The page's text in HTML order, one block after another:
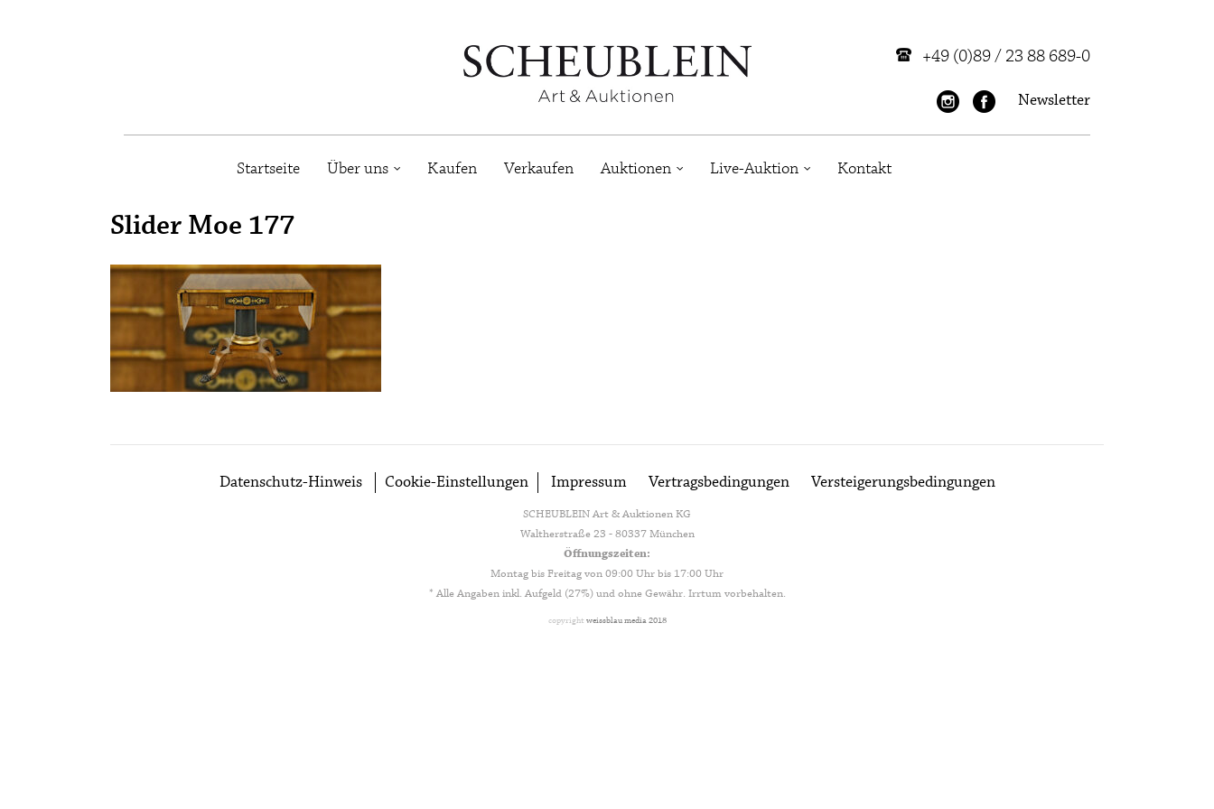
+49 (0)89 / 23 88 689-0
Newsletter
Startseite Über uns Kaufen Verkaufen Auktionen Live-Auktion Kontakt
Slider Moe 177
Datenschutz-Hinweis Cookie-Einstellungen Impressum Vertragsbedingungen Versteigerungsbedingungen
SCHEUBLEIN Art & Auktionen KG
Waltherstraße 23 - 80337 München
Öffnungszeiten:
Montag bis Freitag von 09:00 Uhr bis 17:00 Uhr
* Alle Angaben inkl. Aufgeld (27%) und ohne Gewähr. Irrtum vorbehalten.
copyright weissblau media 2018